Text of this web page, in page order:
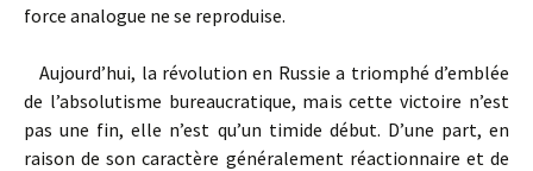
force analogue ne se reproduise.
Aujourd’hui, la révolution en Russie a triomphé d’emblée
de l’absolutisme bureaucratique, mais cette victoire n’est
pas une fin, elle n’est qu’un timide début. D’une part, en
raison de son caractère généralement réactionnaire et de